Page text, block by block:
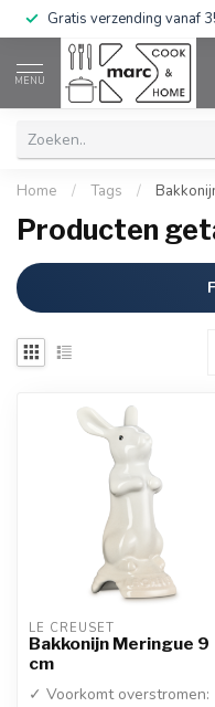
Gratis verzending vanaf
MENU
Home / Tags /
Producten
LE CREUSET
Bakkonijn Meringue 9
cm
✓ Voorkomt overstromen: